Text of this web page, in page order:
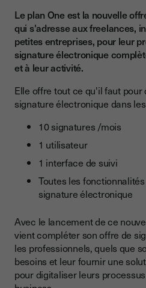
Le plan One est la nouvelle
qui s'adresse aux freelances,
petites entreprises, pour leur
signature électronique
et à leur activité.
Elle offre tout ce qu'il faut
signature électronique dans
10 signatures /mois
1 utilisateur
1 interface de suivi
Toutes les
signature électronique
Avec le lancement de ce
vient compléter son offre de
les professionnels, quels que
besoins et leur fournir une
pour digitaliser leurs